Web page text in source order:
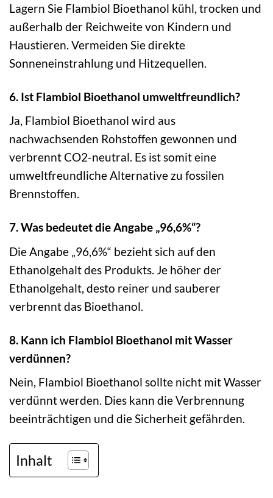
Lagern Sie Flambiol Bioethanol kühl, trocken und
außerhalb der Reichweite von Kindern und
Haustieren. Vermeiden Sie direkte
Sonneneinstrahlung und Hitzequellen.
6. Ist Flambiol Bioethanol umweltfreundlich?
Ja, Flambiol Bioethanol wird aus
nachwachsenden Rohstoffen gewonnen und
verbrennt CO2-neutral. Es ist somit eine
umweltfreundliche Alternative zu fossilen
Brennstoffen.
7. Was bedeutet die Angabe „96,6%“?
Die Angabe „96,6%“ bezieht sich auf den
Ethanolgehalt des Produkts. Je höher der
Ethanolgehalt, desto reiner und sauberer
verbrennt das Bioethanol.
8. Kann ich Flambiol Bioethanol mit Wasser
verdünnen?
Nein, Flambiol Bioethanol sollte nicht mit Wasser
verdünnt werden. Dies kann die Verbrennung
beeinträchtigen und die Sicherheit gefährden.
Inhalt